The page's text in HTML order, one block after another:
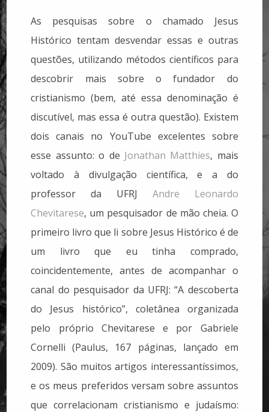
As pesquisas sobre o chamado Jesus
Histórico tentam desvendar essas e outras
questões, utilizando métodos científicos para
descobrir mais sobre o fundador do
cristianismo (bem, até essa denominação é
discutível, mas essa é outra questão). Existem
dois canais no YouTube excelentes sobre
esse assunto: o de Jonathan Matthies, mais
voltado à divulgação científica, e a do
professor da UFRJ Andre Leonardo
Chevitarese, um pesquisador de mão cheia. O
primeiro livro que li sobre Jesus Histórico é de
um livro que eu tinha comprado,
coincidentemente, antes de acompanhar o
canal do pesquisador da UFRJ: “A descoberta
do Jesus histórico”, coletânea organizada
pelo próprio Chevitarese e por Gabriele
Cornelli (Paulus, 167 páginas, lançado em
2009). São muitos artigos interessantíssimos,
e os meus preferidos versam sobre assuntos
que correlacionam cristianismo e judaísmo: